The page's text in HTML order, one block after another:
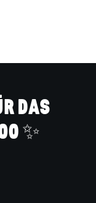
DAS
✨